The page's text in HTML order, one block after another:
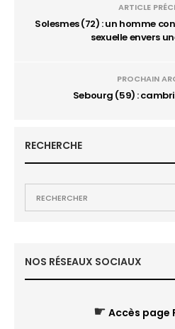
ARTICLE
Solesmes (72) : un homme
sexuelle envers
PROCHAIN
Sebourg (59) :
RECHERCHE
NOS RÉSEAUX SOCIAUX
☛ Accès page